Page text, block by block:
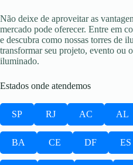
Não deixe de aproveitar as
mercado pode oferecer. Entre em
e descubra como nossas torres de
transformar seu projeto, evento ou
iluminado.
Estados onde atendemos
SP RJ AC AL
BA CE DF ES